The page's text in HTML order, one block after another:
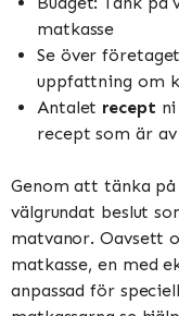
matkasse
Se över
uppfattning om
Antalet recept
recept som är
Genom att tänka
välgrundat beslut
matvanor. Oavsett
matkasse, en med
anpassad för